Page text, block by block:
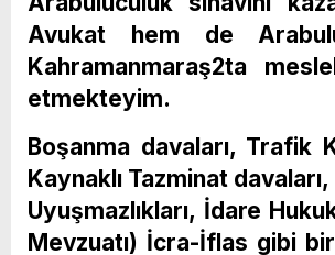
Avukat hem de
Kahramanmaraş2ta
etmekteyim.
Boşanma davaları, Trafik
Kaynaklı Tazminat
Uyuşmazlıkları, İdare
Mevzuatı) İcra-İflas gibi